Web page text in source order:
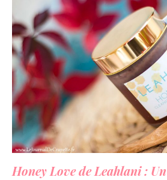
Honey Love de Leahlani :